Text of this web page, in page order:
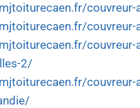
couvreur-
couvreur-
couvreur-
2/
couvreur-